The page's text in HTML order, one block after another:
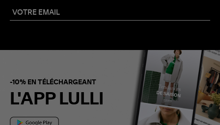
-10% EN TÉLÉCHARGEANT
L'APP LULLI